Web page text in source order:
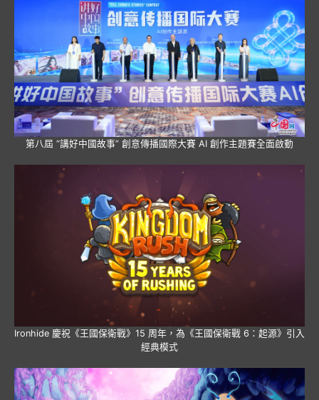
第八屆 “講好中國故事” 創意傳播國際大賽 AI 創作主題賽全面啟動
Ironhide 慶祝《王國保衛戰》15 周年，為《王國保衛戰 6：起源》引入
經典模式